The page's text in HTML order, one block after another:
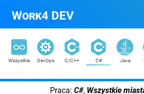
Work4 DEV
Wszystkie DevOps C/C++ C# Java
Praca: C#, Wszystkie